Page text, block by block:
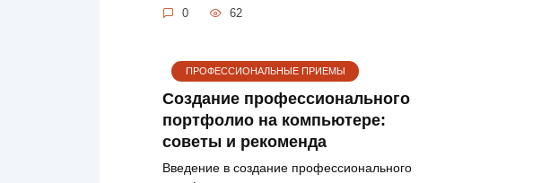
0 62
ПРОФЕССИОНАЛЬНЫЕ ПРИЕМЫ
Создание профессионального
портфолио на компьютере:
советы и рекоменда
Введение в создание профессионального